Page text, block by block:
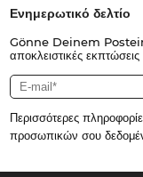
Ενημερωτικό δελτίο
Gönne Deinem
αποκλειστικές
Περισσότερες
προσωπικών σου